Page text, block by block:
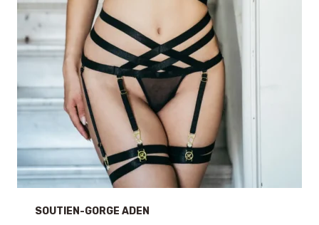
SOUTIEN-GORGE ADEN